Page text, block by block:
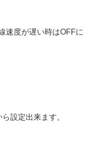
速度が遅い時はOFFに
設定出来ます。